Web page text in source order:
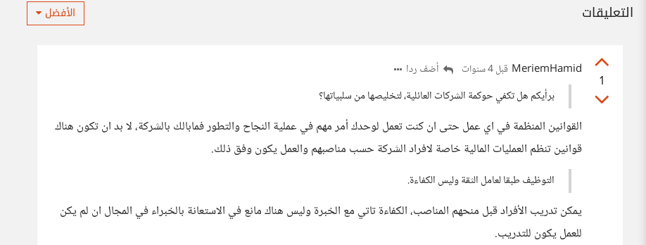
التعليقات الأفضل
1
MeriemHamid قبل 4 سنوات
أضف ردا
برأيكم هل تكفي حوكمة الشركات العائلية، لتخليصها من سلبياتها؟
القوانين المنظمة في اي عمل حتى ان كنت تعمل لوحدك أمر مهم في عملية النجاح والتطور فمابالك بالشركة، لا بد ان تكون هناك
قوانين تنظم العمليات المالية خاصة لافراد الشركة حسب مناصبهم والعمل يكون وفق ذلك.
التوظيف طبقا لعامل الثقة وليس الكفاءة.
يمكن تدريب الأفراد قبل منحهم المناصب، الكفاءة تاتي مع الخبرة وليس هناك مانع في الاستعانة بالخبراء في المجال ان لم يكن
للعمل يكون للتدريب.